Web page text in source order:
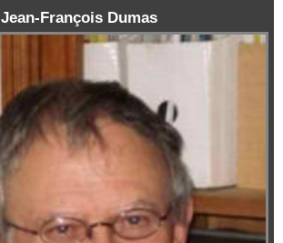
Jean-François Dumas